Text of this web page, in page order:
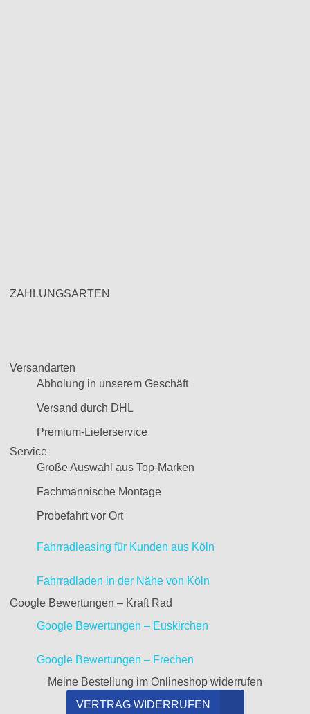
ZAHLUNGSARTEN
Versandarten
Abholung in unserem Geschäft
Versand durch DHL
Premium-Lieferservice
Service
Große Auswahl aus Top-Marken
Fachmännische Montage
Probefahrt vor Ort
Fahrradleasing für Kunden aus Köln
Fahrradladen in der Nähe von Köln
Google Bewertungen – Kraft Rad
Google Bewertungen – Euskirchen
Google Bewertungen – Frechen
Meine Bestellung im Onlineshop widerrufen
VERTRAG WIDERRUFEN